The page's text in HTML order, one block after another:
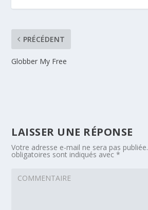
PRÉCÉDENT
Globber My Free
LAISSER UNE RÉPONSE
Votre adresse e-mail ne sera pas publiée.
obligatoires sont indiqués avec*